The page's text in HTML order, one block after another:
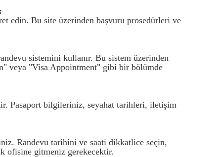
edin. Bu site üzerinden başvuru prosedürleri ve
sistemini kullanır. Bu sistem üzerinden
veya "Visa Appointment" gibi bir bölümde
Pasaport bilgileriniz, seyahat tarihleri, iletişim
Randevu tarihini ve saati dikkatlice seçin,
ofisine gitmeniz gerekecektir.